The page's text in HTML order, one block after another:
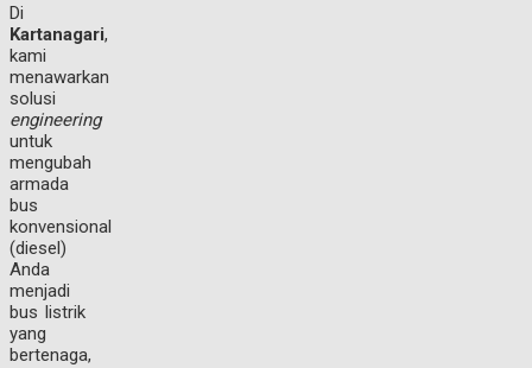
Di
Kartanagari,
kami
menawarkan
solusi
engineering
untuk
mengubah
armada
bus
konvensional
(diesel)
Anda
menjadi
bus listrik
yang
bertenaga,